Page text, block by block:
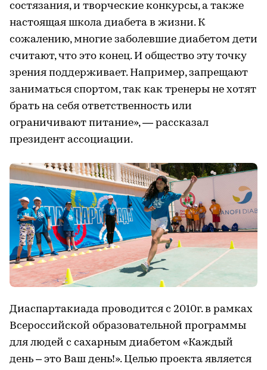
состязания, и творческие конкурсы, а также
настоящая школа диабета в жизни. К
сожалению, многие заболевшие диабетом дети
считают, что это конец. И общество эту точку
зрения поддерживает. Например, запрещают
заниматься спортом, так как тренеры не хотят
брать на себя ответственность или
ограничивают питание», — рассказал
президент ассоциации.
Диаспартакиада проводится с 2010г. в рамках
Всероссийской образовательной программы
для людей с сахарным диабетом «Каждый
день – это Ваш день!». Целью проекта является